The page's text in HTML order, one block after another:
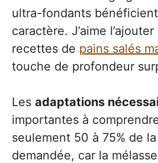
ultra-fondants
caractère. J’aime
recettes de pains salés
touche de profondeur
Les adaptations
importantes à
seulement 50 à 75% de
demandée, car la